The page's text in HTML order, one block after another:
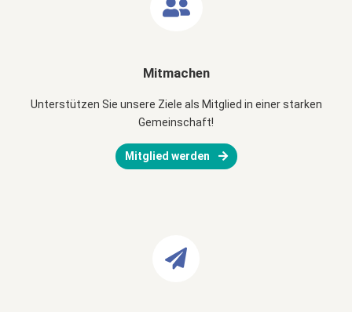
Mitmachen
Unterstützen Sie unsere Ziele als Mitglied in einer starken
Gemeinschaft!
Mitglied werden